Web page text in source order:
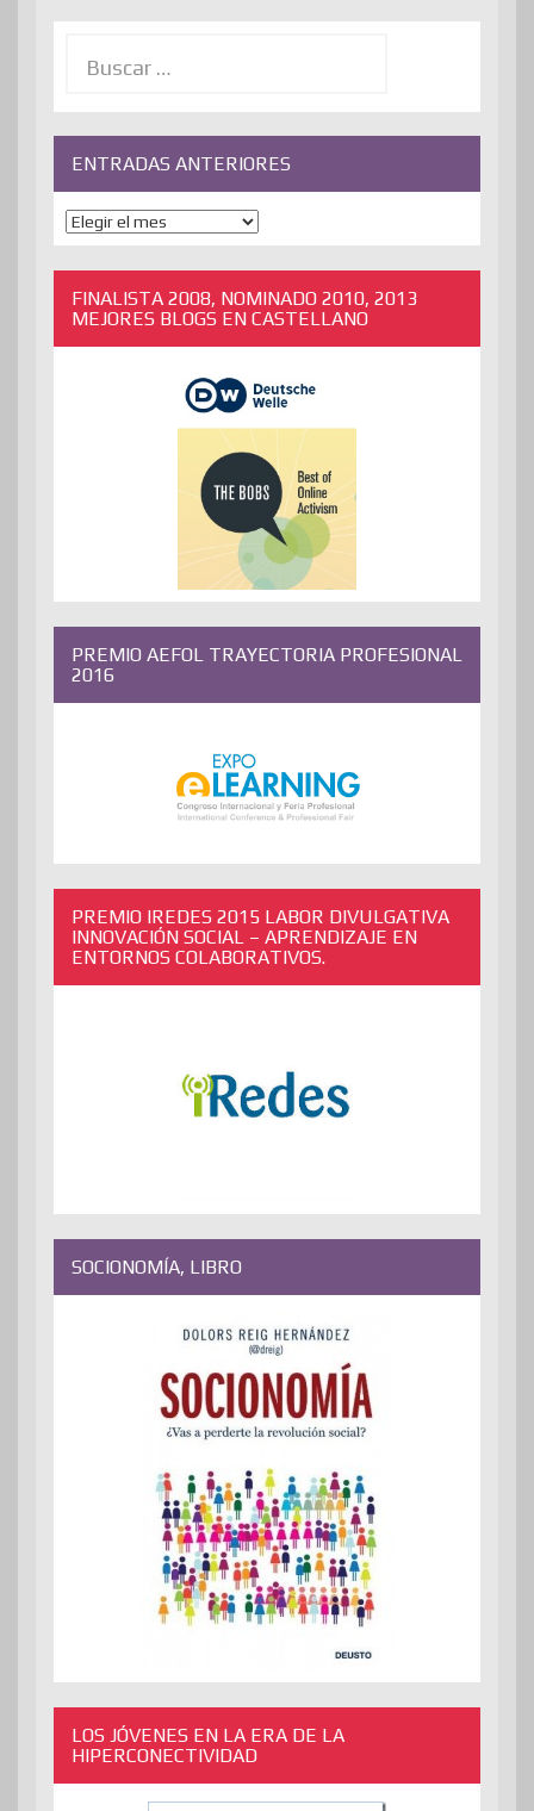
ENTRADAS ANTERIORES
ENTRADAS
ANTERIORES
FINALISTA 2008, NOMINADO 2010, 2013
MEJORES BLOGS EN CASTELLANO
PREMIO AEFOL TRAYECTORIA PROFESIONAL
2016
PREMIO IREDES 2015 LABOR DIVULGATIVA
INNOVACIÓN SOCIAL – APRENDIZAJE EN
ENTORNOS COLABORATIVOS.
SOCIONOMÍA, LIBRO
LOS JÓVENES EN LA ERA DE LA
HIPERCONECTIVIDAD